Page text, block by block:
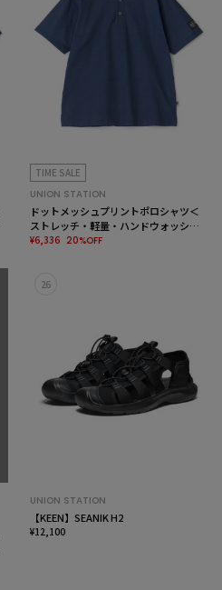
TIME SALE
UNION STATION
ドットメッシュプリントポロシャツ＜
ストレッチ・軽量・ハンドウォッシャ
ブル・通気性＞
¥6,336 20%OFF
26
UNION STATION
【KEEN】SEANIK H2
¥12,100